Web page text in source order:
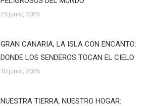
25 junio, 2026
GRAN CANARIA, LA ISLA CON ENCANTO:
DONDE LOS SENDEROS TOCAN EL CIELO
10 junio, 2026
NUESTRA TIERRA, NUESTRO HOGAR: